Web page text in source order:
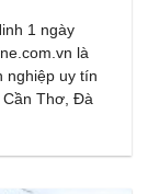
1 ngày
là
nghiệp uy tín
Cần Thơ, Đà